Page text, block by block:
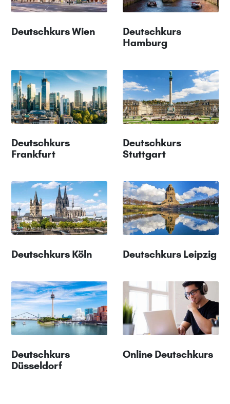
Deutschkurs Wien
Deutschkurs
Hamburg
Deutschkurs
Frankfurt
Deutschkurs
Stuttgart
Deutschkurs Köln Deutschkurs Leipzig
Deutschkurs
Düsseldorf
Online Deutschkurs